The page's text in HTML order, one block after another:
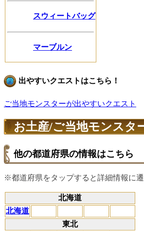
スウィートバッグ
マーブルン
出やすいクエストはこちら！
ご当地モンスターが出やすいクエスト
お土産/ご当地モンスタ
他の都道府県の情報はこちら
※都道府県をタップすると詳細情報に
北海道
北海道
東北